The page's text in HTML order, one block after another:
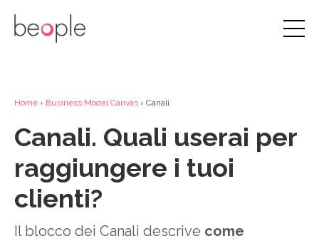
Home › Business Model Canvas › Canali
Canali. Quali userai per
raggiungere i tuoi
clienti?
Il blocco dei Canali descrive come